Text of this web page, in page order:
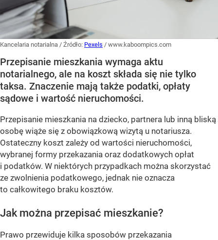
Kancelaria notarialna / Źródło: Pexels / www.kaboompics.com
Przepisanie mieszkania wymaga aktu
notarialnego, ale na koszt składa się nie tylko
taksa. Znaczenie mają także podatki, opłaty
sądowe i wartość nieruchomości.
Przepisanie mieszkania na dziecko, partnera lub inną bliską
osobę wiąże się z obowiązkową wizytą u notariusza.
Ostateczny koszt zależy od wartości nieruchomości,
wybranej formy przekazania oraz dodatkowych opłat
i podatków. W niektórych przypadkach można skorzystać
ze zwolnienia podatkowego, jednak nie oznacza
to całkowitego braku kosztów.
Jak można przepisać mieszkanie?
Prawo przewiduje kilka sposobów przekazania